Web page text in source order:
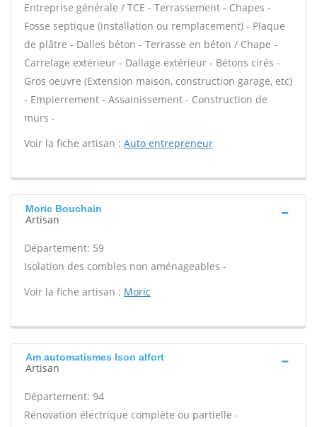
Entreprise générale / TCE - Terrassement - Chapes -
Fosse septique (installation ou remplacement) - Plaque
de plâtre - Dalles béton - Terrasse en béton / Chape -
Carrelage extérieur - Dallage extérieur - Bétons cirés -
Gros oeuvre (Extension maison, construction garage, etc)
- Empierrement - Assainissement - Construction de
murs -
Voir la fiche artisan : Auto entrepreneur
Moric Bouchain
Artisan
Département: 59
Isolation des combles non aménageables -
Voir la fiche artisan : Moric
Am automatismes Ison alfort
Artisan
Département: 94
Rénovation électrique complète ou partielle -